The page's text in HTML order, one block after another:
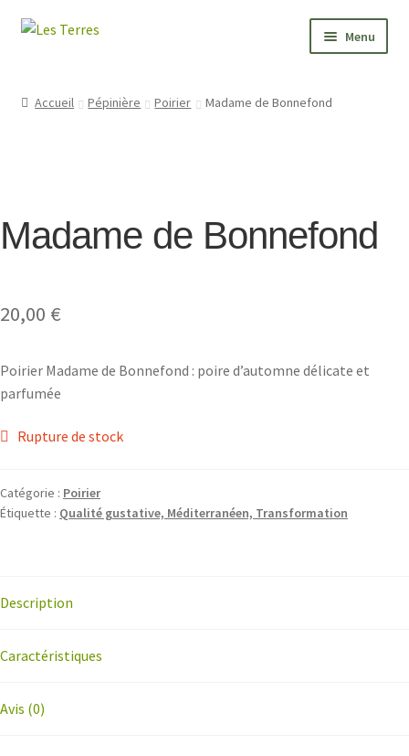
Aller
navigation
Aller
Menu
VALEURS
Accueil Pépinière Poirier Madame de Bonnefond
Madame de Bonnefond
20,00 €
Poirier Madame de Bonnefond : poire d’automne délicate et
parfumée
Rupture de stock
Catégorie : Poirier
Étiquette : Qualité gustative, Méditerranéen, Transformation
Description
Caractéristiques
Avis (0)